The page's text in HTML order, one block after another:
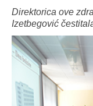
Direktorica ove
Izetbegović